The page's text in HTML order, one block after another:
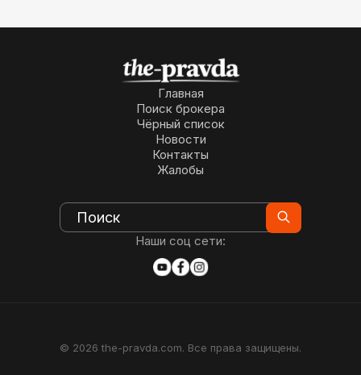
Главная
Поиск брокера
Чёрный список
Новости
Контакты
Жалобы
Наши соц сети:
© 2026 the-pravda.com. Все права защищены.